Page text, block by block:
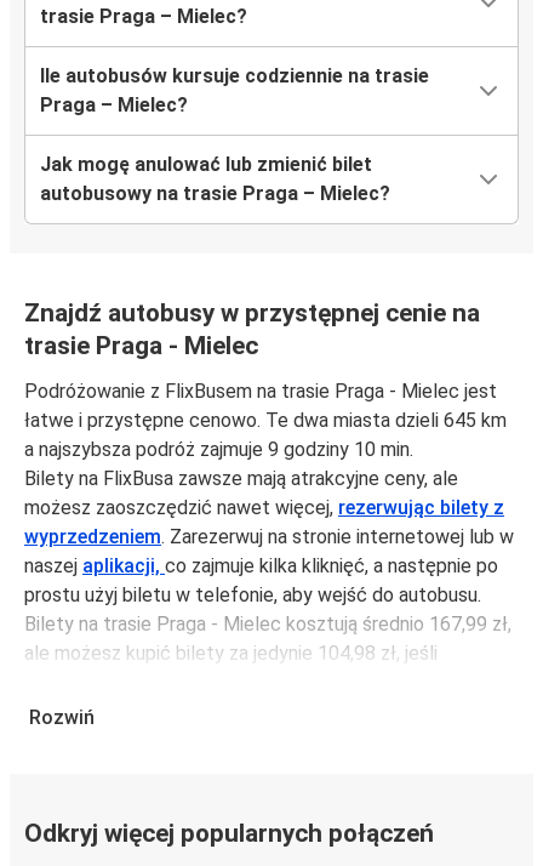
trasie Praga – Mielec?
Ile autobusów kursuje codziennie na trasie
Praga – Mielec?
Jak mogę anulować lub zmienić bilet
autobusowy na trasie Praga – Mielec?
Znajdź autobusy w przystępnej cenie na
trasie Praga - Mielec
Podróżowanie z FlixBusem na trasie Praga - Mielec jest
łatwe i przystępne cenowo. Te dwa miasta dzieli 645 km
a najszybsza podróż zajmuje 9 godziny 10 min.
Bilety na FlixBusa zawsze mają atrakcyjne ceny, ale
możesz zaoszczędzić nawet więcej, rezerwując bilety z
wyprzedzeniem. Zarezerwuj na stronie internetowej lub w
naszej aplikacji, co zajmuje kilka kliknięć, a następnie po
prostu użyj biletu w telefonie, aby wejść do autobusu.
Bilety na trasie Praga - Mielec kosztują średnio 167,99 zł,
ale możesz kupić bilety za jedynie 104,98 zł, jeśli
unikając weekendów i świąt. Aby podróżować szybko,
Rozwiń
Odkryj więcej popularnych połączeń